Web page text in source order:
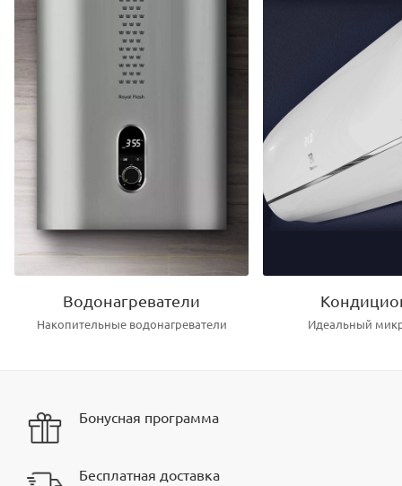
Водонагреватели
Накопительные водонагреватели Идеальный
Бонусная программа
Бесплатная доставка